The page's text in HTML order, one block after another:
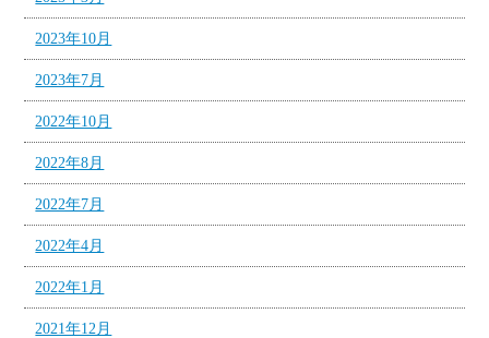
2023年10月
2023年7月
2022年10月
2022年8月
2022年7月
2022年4月
2022年1月
2021年12月